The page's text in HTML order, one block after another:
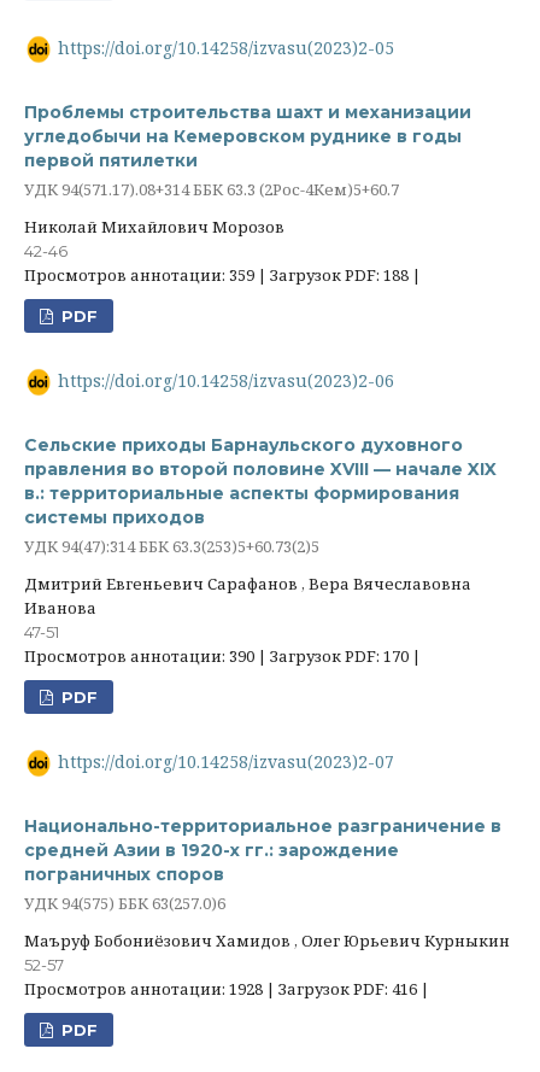
https://doi.org/10.14258/izvasu(2023)2-05
Проблемы строительства шахт и механизации
угледобычи на Кемеровском руднике в годы
первой пятилетки
УДК 94(571.17).08+314 ББК 63.3 (2Рос-4Кем)5+60.7
Николай Михайлович Морозов
42-46
Просмотров аннотации: 359 | Загрузок PDF: 188 |
PDF
https://doi.org/10.14258/izvasu(2023)2-06
Сельские приходы Барнаульского духовного
правления во второй половине XVIII — начале XIX
в.: территориальные аспекты формирования
системы приходов
УДК 94(47):314 ББК 63.3(253)5+60.73(2)5
Дмитрий Евгеньевич Сарафанов , Вера Вячеславовна
Иванова
47-51
Просмотров аннотации: 390 | Загрузок PDF: 170 |
PDF
https://doi.org/10.14258/izvasu(2023)2-07
Национально-территориальное разграничение в
средней Азии в 1920-х гг.: зарождение
пограничных споров
УДК 94(575) ББК 63(257.0)6
Маъруф Бобониёзович Хамидов , Олег Юрьевич Курныкин
52-57
Просмотров аннотации: 1928 | Загрузок PDF: 416 |
PDF